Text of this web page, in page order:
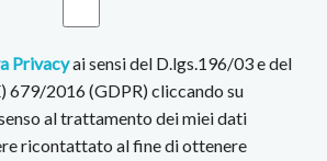
Privacyai sensi del D.lgs.196/03 e del
679/2016 (GDPR) cliccando su
al trattamento dei miei dati
ricontattato al fine di ottenere